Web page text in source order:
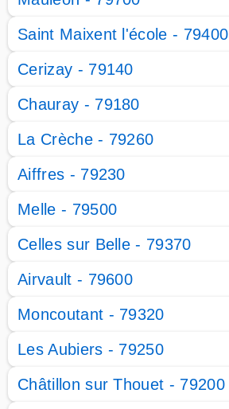
Saint Maixent l'école - 79400
Cerizay - 79140
Chauray - 79180
La Crèche - 79260
Aiffres - 79230
Melle - 79500
Celles sur Belle - 79370
Airvault - 79600
Moncoutant - 79320
Les Aubiers - 79250
Châtillon sur Thouet - 79200